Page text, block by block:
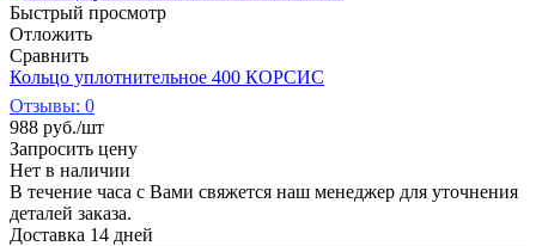
Быстрый просмотр
Отложить
Сравнить
Кольцо уплотнительное 400 КОРСИС
Отзывы: 0
988 руб./шт
Запросить цену
Нет в наличии
В течение часа с Вами свяжется наш менеджер для уточнения
деталей заказа.
Доставка 14 дней